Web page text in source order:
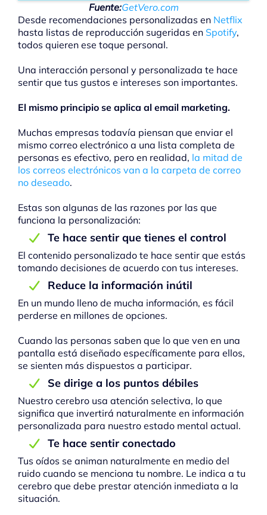
Fuente:GetVero.com
Desde recomendaciones personalizadas en Netflix
hasta listas de reproducción sugeridas en Spotify,
todos quieren ese toque personal.
Una interacción personal y personalizada te hace
sentir que tus gustos e intereses son importantes.
El mismo principio se aplica al email marketing.
Muchas empresas todavía piensan que enviar el
mismo correo electrónico a una lista completa de
personas es efectivo, pero en realidad, la mitad de
los correos electrónicos van a la carpeta de correo
no deseado.
Estas son algunas de las razones por las que
funciona la personalización:
Te hace sentir que tienes el control
El contenido personalizado te hace sentir que estás
tomando decisiones de acuerdo con tus intereses.
Reduce la información inútil
En un mundo lleno de mucha información, es fácil
perderse en millones de opciones.
Cuando las personas saben que lo que ven en una
pantalla está diseñado específicamente para ellos,
se sienten más dispuestos a participar.
Se dirige a los puntos débiles
Nuestro cerebro usa atención selectiva, lo que
significa que invertirá naturalmente en información
personalizada para nuestro estado mental actual.
Te hace sentir conectado
Tus oídos se animan naturalmente en medio del
ruido cuando se menciona tu nombre. Le indica a tu
cerebro que debe prestar atención inmediata a la
situación.